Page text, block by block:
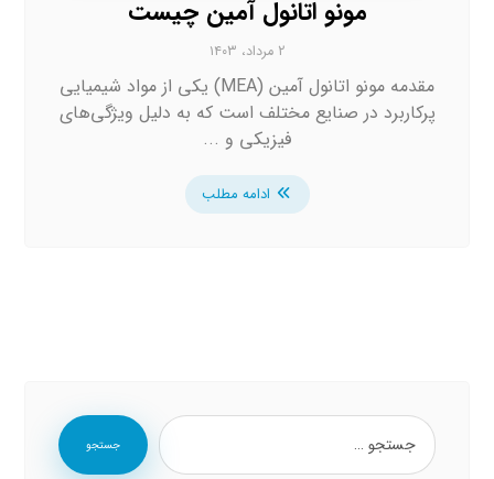
مونو اتانول آمین چیست
۲ مرداد، ۱۴۰۳
مقدمه مونو اتانول آمین (MEA) یکی از مواد شیمیایی
پرکاربرد در صنایع مختلف است که به دلیل ویژگی‌های
فیزیکی و ...
ادامه مطلب
جستجو